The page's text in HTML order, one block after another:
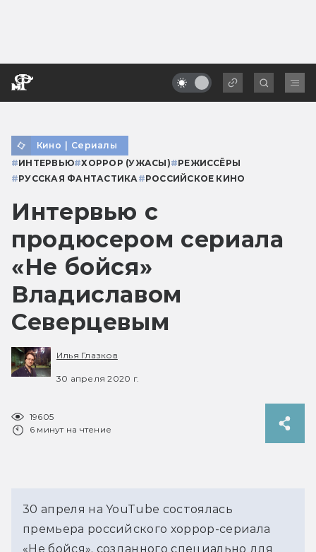
Кино | Сериалы
#ИНТЕРВЬЮ#ХОРРОР (УЖАСЫ)#РЕЖИССЁРЫ
#РУССКАЯ ФАНТАСТИКА #РОССИЙСКОЕ КИНО
Интервью с
продюсером сериала
«Не бойся»
Владиславом
Северцевым
Илья Глазков
30 апреля 2020 г.
19605
6 минут на чтение
30 апреля на YouTube состоялась
премьера российского хоррор-сериала
«Не бойся», созданного специально для